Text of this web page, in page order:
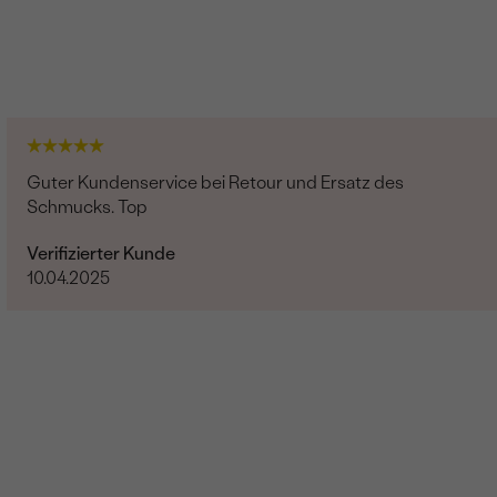
Guter Kundenservice bei Retour und Ersatz des
Schmucks. Top
Verifizierter Kunde
10.04.2025